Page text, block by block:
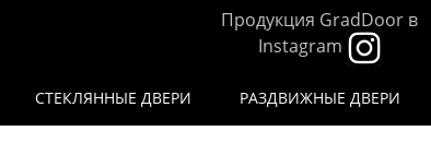
Продукция GradDoor в
Instagram
СТЕКЛЯННЫЕ ДВЕРИ РАЗДВИЖНЫЕ ДВЕРИ